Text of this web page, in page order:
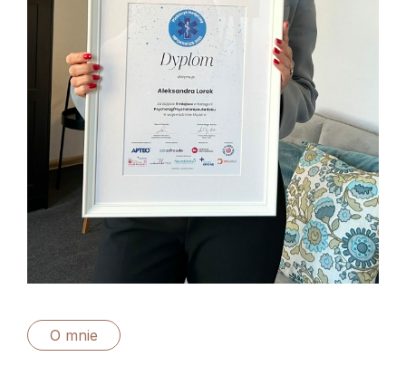
O mnie